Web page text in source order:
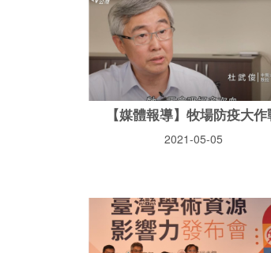
【媒體報導】牧場防疫大作
2021-05-05